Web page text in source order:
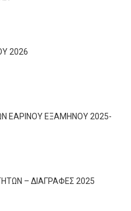
2026
ΕΑΡΙΝΟΥ ΕΞΑΜΗΝΟΥ 2025-
– ΔΙΑΓΡΑΦΕΣ 2025